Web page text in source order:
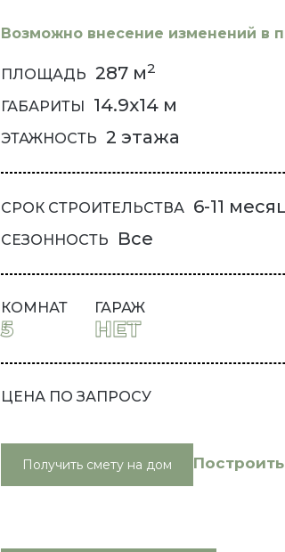
Возможно внесение изменений в
ПЛОЩАДЬ 287 м2
ГАБАРИТЫ 14.9x14 м
ЭТАЖНОСТЬ 2 этажа
СРОК СТРОИТЕЛЬСТВА 6-11
СЕЗОННОСТЬ Все
КОМНАТ
5
ГАРАЖ
НЕТ
ЦЕНА ПО ЗАПРОСУ
Получить смету на дом